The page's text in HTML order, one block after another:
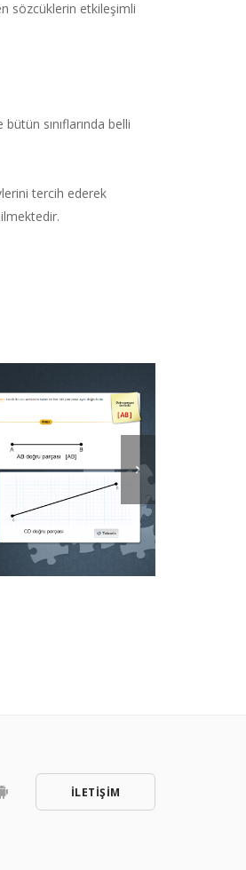
sözcüklerin etkileşimli
sınıflarında belli
tercih ederek
İLETİŞİM